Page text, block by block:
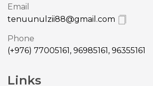
Email
tenuunulzii88@gmail.com
Phone
(+976) 77005161, 96985161, 96355161
Links